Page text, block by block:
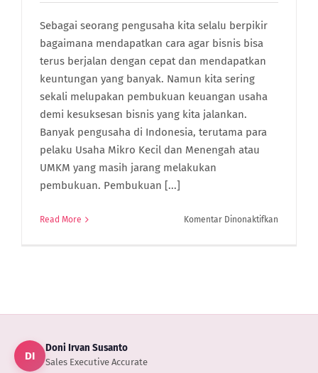
Sebagai seorang pengusaha kita selalu berpikir
bagaimana mendapatkan cara agar bisnis bisa
terus berjalan dengan cepat dan mendapatkan
keuntungan yang banyak. Namun kita sering
sekali melupakan pembukuan keuangan usaha
demi kesuksesan bisnis yang kita jalankan.
Banyak pengusaha di Indonesia, terutama para
pelaku Usaha Mikro Kecil dan Menengah atau
UMKM yang masih jarang melakukan
pembukuan. Pembukuan [...]
Read More Komentar Dinonaktifkan
DI
Doni Irvan Susanto
Sales Executive Accurate